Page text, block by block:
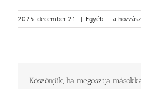
2025. december 21. | Egyéb | Vasárnapi
üzenet
44
a
Köszönjük, ha megosztja